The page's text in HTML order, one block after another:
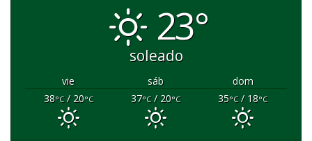
23°
soleado
vie sáb
dom
38°C/ 20°C 37°C/ 20°C 35°C/ 18°C